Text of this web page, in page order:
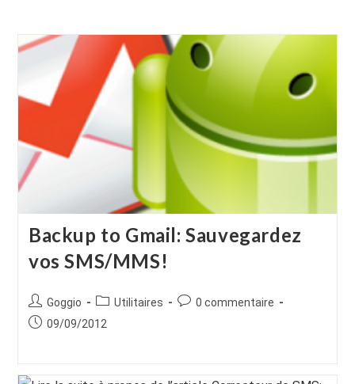
Backup to Gmail: Sauvegardez
vos SMS/MMS!
Auteur/autrice
de
Goggio
Post
category:
Utilitaires
Commentaires
0 commentaire
Publication
09/09/2012